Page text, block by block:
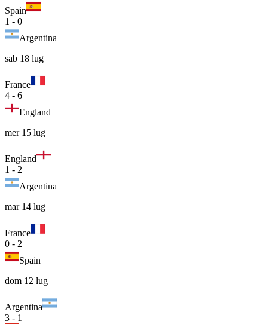
Spain
1 - 0
Argentina
sab 18 lug
France
4 - 6
England
mer 15 lug
England
1 - 2
Argentina
mar 14 lug
France
0 - 2
Spain
dom 12 lug
Argentina
3 - 1